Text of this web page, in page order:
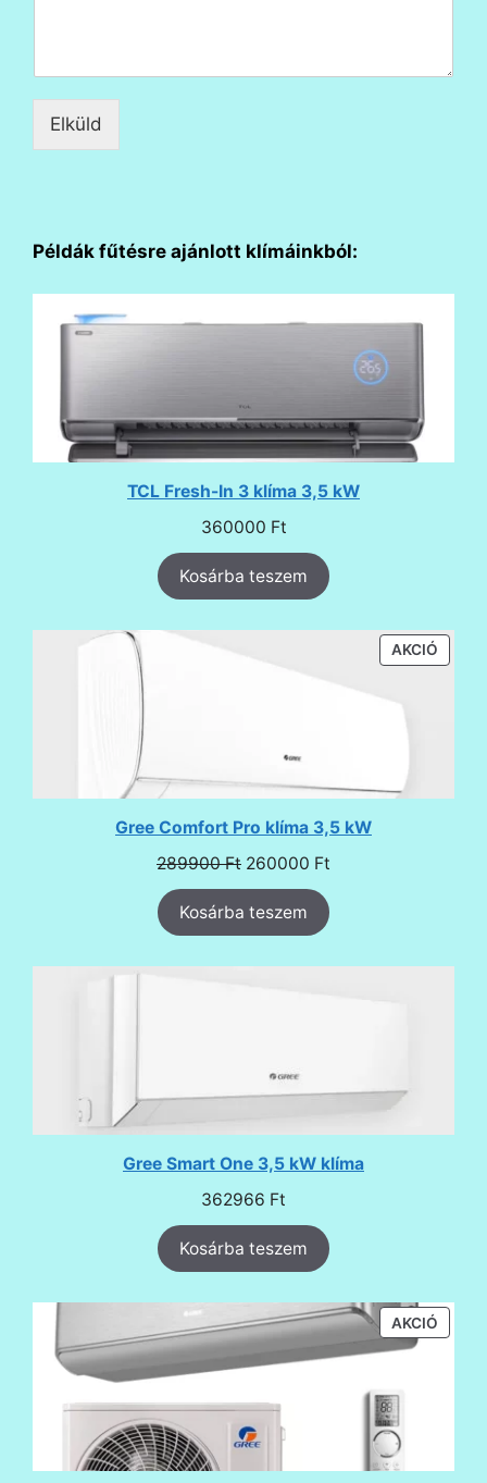
Elküld
Példák fűtésre ajánlott klímáinkból:
TCL Fresh-In 3 klíma 3,5 kW
360000 Ft
Kosárba teszem
AKCIÓ
Gree Comfort Pro klíma 3,5 kW
289900Ft Original
price
was:
289900 Ft.
260000 Ft
Kosárba teszem
Gree Smart One 3,5 kW klíma
362966 Ft
Kosárba teszem
AKCIÓ